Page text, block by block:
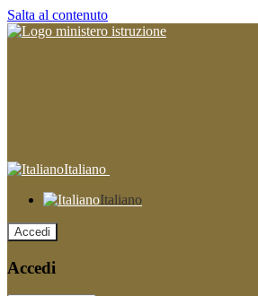
Salta al contenuto
Italiano
Italiano
Accedi
Accedi